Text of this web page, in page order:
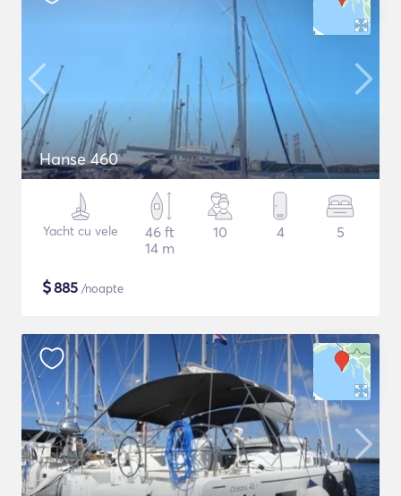
Hanse 460
Yacht cu vele
46 ft
14 m
10 4 5
$885 /noapte